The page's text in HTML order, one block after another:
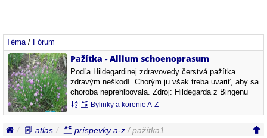
Téma/ Fórum
Pažítka - Allium schoenoprasum
Podľa Hildegardinej zdravovedy čerstvá pažítka
zdravým neškodí. Chorým ju však treba uvariť, aby sa
choroba neprehlbovala. Zdroj: Hildegarda z Bingenu
(16. září 1098 – 17. září 1179). Allium schoenoprasum
Bylinky a korenie A-Z
atlas príspevky a-z / pažítka1